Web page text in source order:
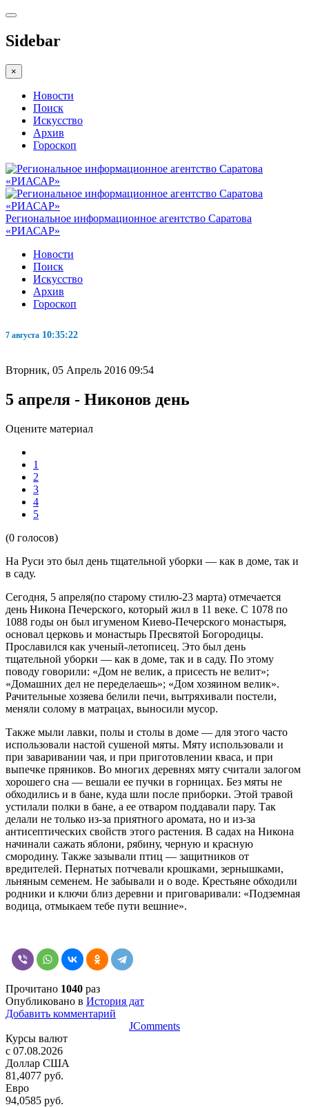
Sidebar
×
Новости
Поиск
Искусство
Архив
Гороскоп
Региональное информационное агентство Саратова
«РИАСАР»
Новости
Поиск
Искусство
Архив
Гороскоп
7 августа 10:35:22
Вторник, 05 Апрель 2016 09:54
5 апреля - Никонов день
Оцените материал
1
2
3
4
5
(0 голосов)
На Руси это был день тщательной уборки — как в доме, так и
в саду.
Сегодня, 5 апреля(по старому стилю-23 марта) отмечается
день Никона Печерского, который жил в 11 веке. С 1078 по
1088 годы он был игуменом Киево-Печерского монастыря,
основал церковь и монастырь Пресвятой Богородицы.
Прославился как ученый-летописец. Это был день
тщательной уборки — как в доме, так и в саду. По этому
поводу говорили: «Дом не велик, а присесть не велит»;
«Домашних дел не переделаешь»; «Дом хозяином велик».
Рачительные хозяева белили печи, вытряхивали постели,
меняли солому в матрацах, выносили мусор.
Также мыли лавки, полы и столы в доме — для этого часто
использовали настой сушеной мяты. Мяту использовали и
при заваривании чая, и при приготовлении кваса, и при
выпечке пряников. Во многих деревнях мяту считали залогом
хорошего сна — вешали ее пучки в горницах. Без мяты не
обходились и в бане, куда шли после приборки. Этой травой
устилали полки в бане, а ее отваром поддавали пару. Так
делали не только из-за приятного аромата, но и из-за
антисептических свойств этого растения. В садах на Никона
начинали сажать яблони, рябину, черную и красную
смородину. Также зазывали птиц — защитников от
вредителей. Пернатых потчевали крошками, зернышками,
льняным семенем. Не забывали и о воде. Крестьяне обходили
родники и ключи близ деревни и приговаривали: «Подземная
водица, отмыкаем тебе пути вешние».
Прочитано 1040 раз
Опубликовано в История дат
Добавить комментарий
JComments
Курсы валют
c 07.08.2026
Доллар США
81,4077 руб.
Евро
94,0585 руб.